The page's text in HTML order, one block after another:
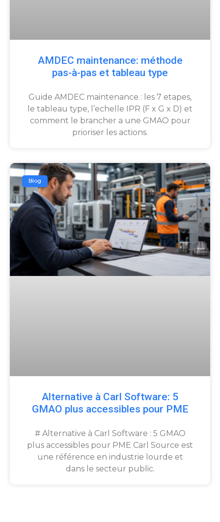
AMDEC maintenance: méthode
pas-à-pas et tableau type
Guide AMDEC maintenance : les 7 etapes,
le tableau type, l’echelle IPR (F x G x D) et
comment le brancher a une GMAO pour
prioriser les actions.
Blog
Alternative à Carl Software: 5
GMAO plus accessibles pour PME
# Alternative à Carl Software : 5 GMAO
plus accessibles pour PME Carl Source est
une référence en industrie lourde et
dans le secteur public.